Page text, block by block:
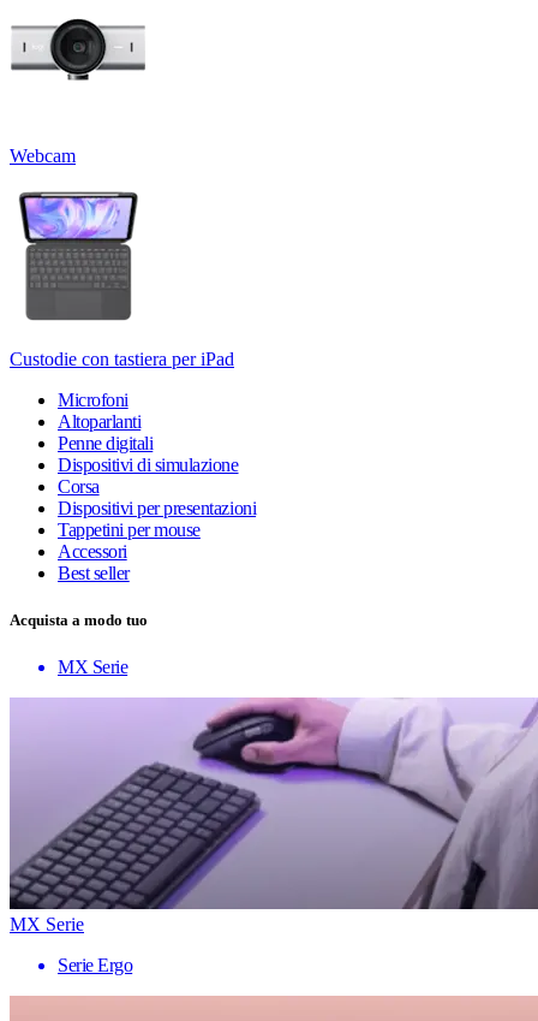
Webcam
Custodie con tastiera per iPad
Microfoni
Altoparlanti
Penne digitali
Dispositivi di simulazione
Corsa
Dispositivi per presentazioni
Tappetini per mouse
Accessori
Best seller
Acquista a modo tuo
MX Serie
MX Serie
Serie Ergo